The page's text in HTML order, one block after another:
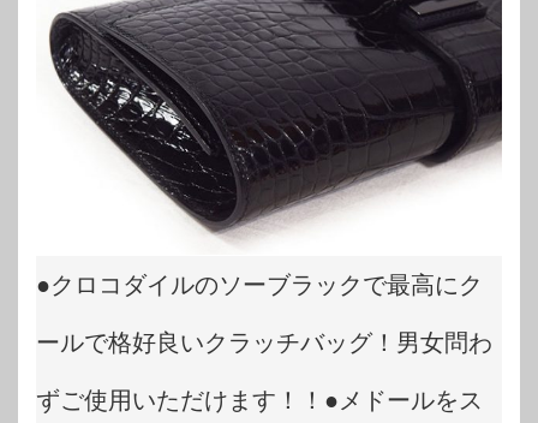
●クロコダイルのソーブラックで最高にク
ールで格好良いクラッチバッグ！男女問わ
ずご使用いただけます！！●メドールをス